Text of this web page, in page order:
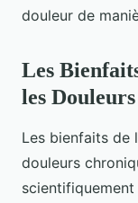
douleur de
Les
les
Les bienfaits de
douleurs